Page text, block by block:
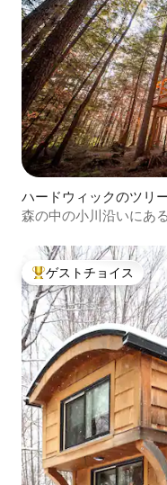
ハードウィックのツリ
森の中の小川沿いにあ
大好評のゲストチョイ
ゲストチョイス